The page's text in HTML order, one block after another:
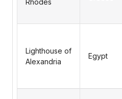
Rhodes
Lighthouse of
Alexandria
Egypt